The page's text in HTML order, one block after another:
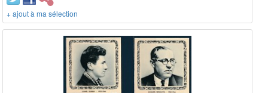
+ ajout à ma sélection